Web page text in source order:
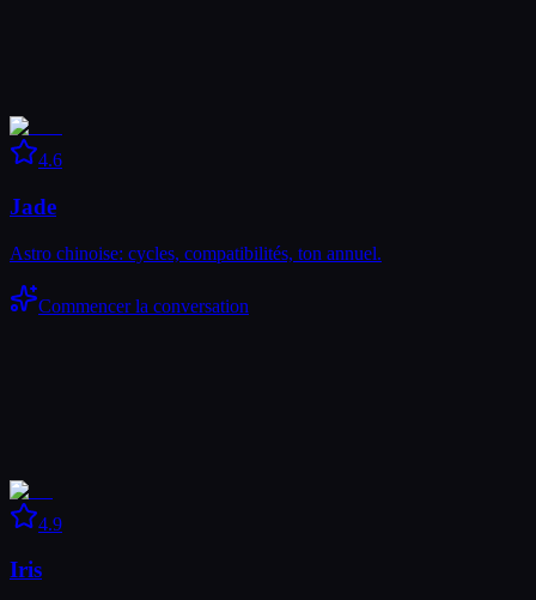
4.6
Jade
Astro chinoise: cycles, compatibilités, ton annuel.
Commencer la conversation
4.9
Iris